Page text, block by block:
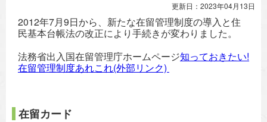
更新日：2023年04月13日
2012年7月9日から、新たな在留管理制度の導入と住
民基本台帳法の改正により手続きが変わりました。
法務省出入国在留管理庁ホームページ知っておきたい!
在留管理制度あれこれ(外部リンク)
在留カード